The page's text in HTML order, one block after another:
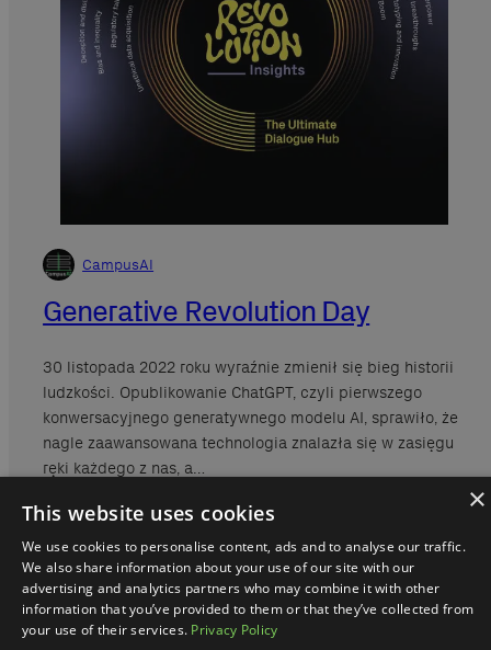
CampusAI
Generative Revolution Day
30 listopada 2022 roku wyraźnie zmienił się bieg historii
ludzkości. Opublikowanie ChatGPT, czyli pierwszego
konwersacyjnego generatywnego modelu AI, sprawiło, że
nagle zaawansowana technologia znalazła się w zasięgu
ręki każdego z nas, a…
×
This website uses cookies
We use cookies to personalise content, ads and to analyse our traffic.
We also share information about your use of our site with our
advertising and analytics partners who may combine it with other
information that you’ve provided to them or that they’ve collected from
your use of their services. Privacy Policy